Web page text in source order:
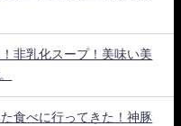
非乳化スープ！美味い美
食べに行ってきた！神豚